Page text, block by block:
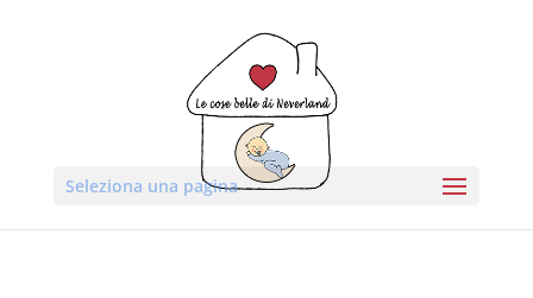
Seleziona una pagina